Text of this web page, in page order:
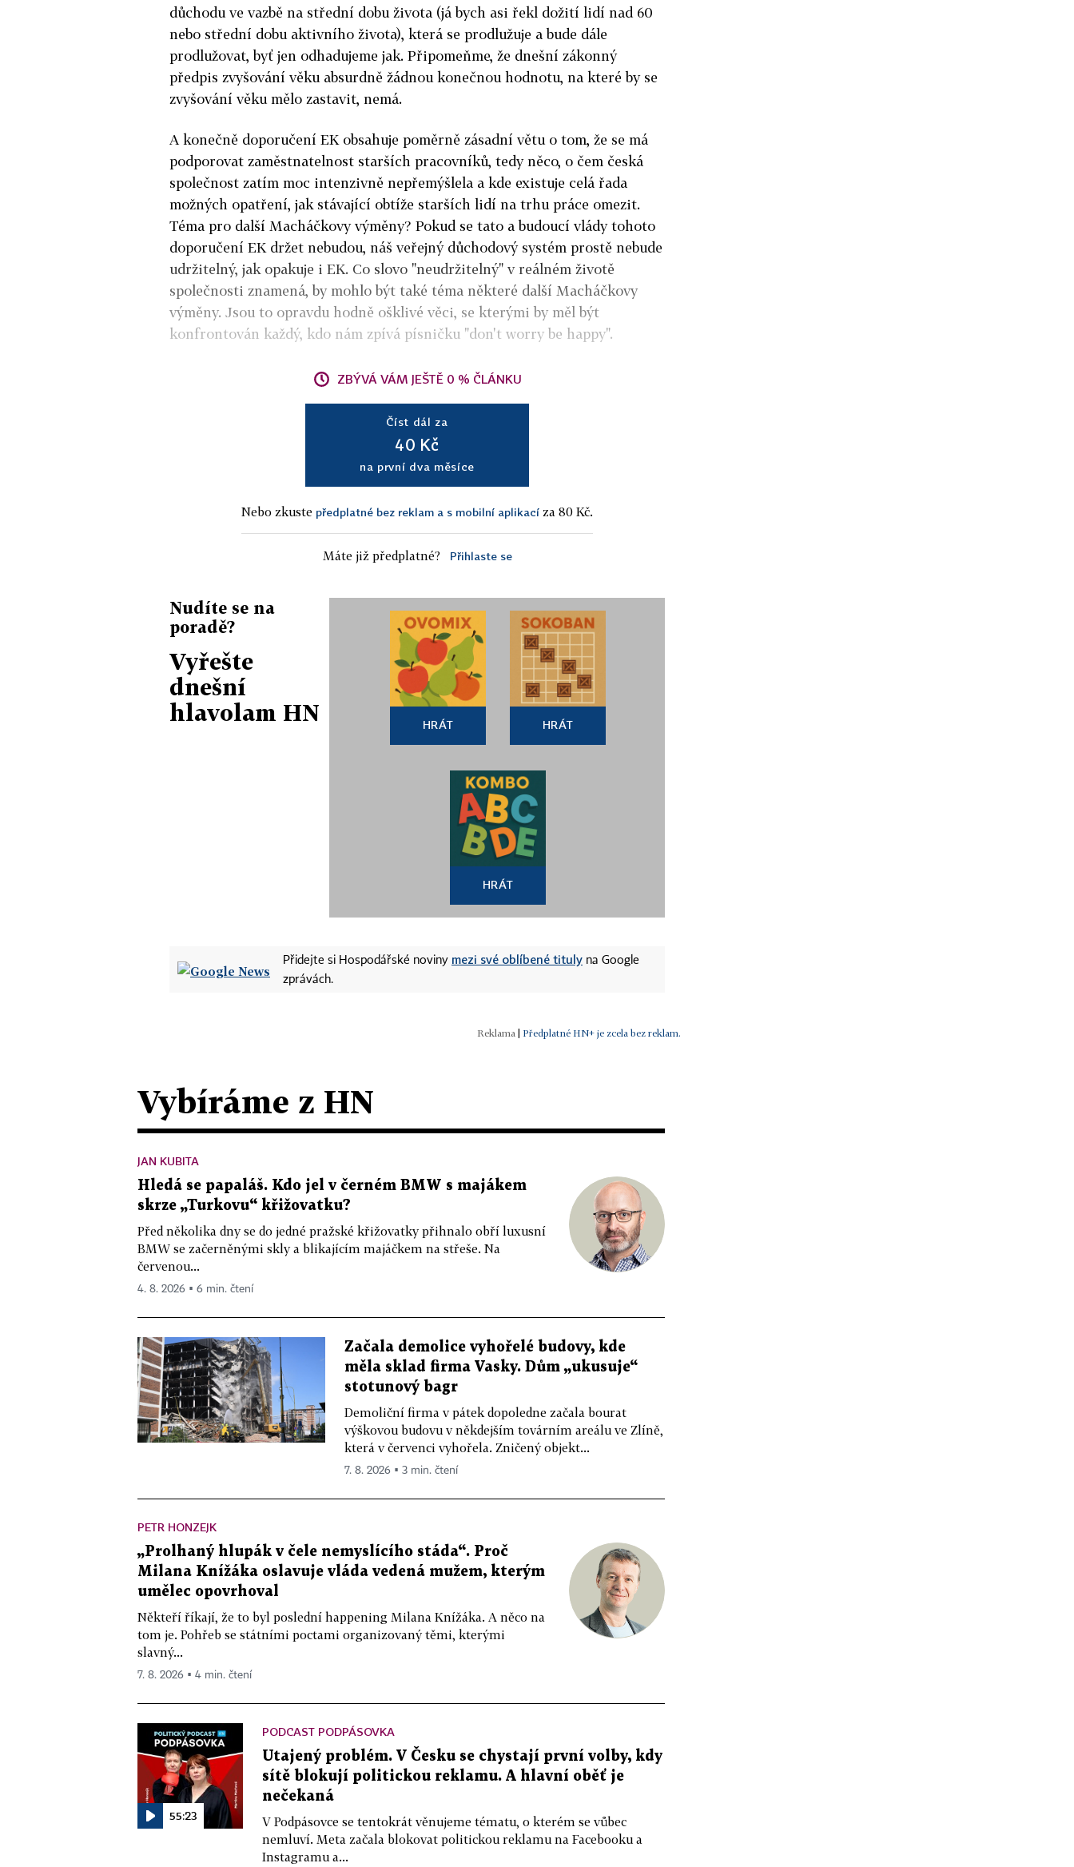
důchodu ve vazbě na střední dobu života (já bych asi řekl dožití lidí nad 60
nebo střední dobu aktivního života), která se prodlužuje a bude dále
prodlužovat, byť jen odhadujeme jak. Připomeňme, že dnešní zákonný
předpis zvyšování věku absurdně žádnou konečnou hodnotu, na které by se
zvyšování věku mělo zastavit, nemá.
A konečně doporučení EK obsahuje poměrně zásadní větu o tom, že se má
podporovat zaměstnatelnost starších pracovníků, tedy něco, o čem česká
společnost zatím moc intenzivně nepřemýšlela a kde existuje celá řada
možných opatření, jak stávající obtíže starších lidí na trhu práce omezit.
Téma pro další Macháčkovy výměny? Pokud se tato a budoucí vlády tohoto
doporučení EK držet nebudou, náš veřejný důchodový systém prostě nebude
udržitelný, jak opakuje i EK. Co slovo "neudržitelný" v reálném životě
společnosti znamená, by mohlo být také téma některé další Macháčkovy
výměny. Jsou to opravdu hodně ošklivé věci, se kterými by měl být
konfrontován každý, kdo nám zpívá písničku "don't worry be happy".
ZBÝVÁ VÁM JEŠTĚ 0 % ČLÁNKU
Číst dál za
40 Kč
na první dva měsíce
Nebo zkuste předplatné bez reklam a s mobilní aplikací za 80 Kč.
Máte již předplatné? Přihlaste se
Nudíte se na
poradě?
Vyřešte
dnešní
hlavolam HN
HRÁT HRÁT
HRÁT
Přidejte si Hospodářské noviny mezi své oblíbené tituly na Google
zprávách.
Předplatné HN+ je zcela bez reklam.
Vybíráme z HN
JAN KUBITA
Hledá se papaláš. Kdo jel v černém BMW s majákem
skrze „Turkovu“ křižovatku?
Před několika dny se do jedné pražské křižovatky přihnalo obří luxusní
BMW se začerněnými skly a blikajícím majáčkem na střeše. Na
červenou...
4. 8. 2026 ▪ 6 min. čtení
Začala demolice vyhořelé budovy, kde
měla sklad firma Vasky. Dům „ukusuje“
stotunový bagr
Demoliční firma v pátek dopoledne začala bourat
výškovou budovu v někdejším továrním areálu ve Zlíně,
která v červenci vyhořela. Zničený objekt...
7. 8. 2026 ▪ 3 min. čtení
PETR HONZEJK
„Prolhaný hlupák v čele nemyslícího stáda“. Proč
Milana Knížáka oslavuje vláda vedená mužem, kterým
umělec opovrhoval
Někteří říkají, že to byl poslední happening Milana Knížáka. A něco na
tom je. Pohřeb se státními poctami organizovaný těmi, kterými
slavný...
7. 8. 2026 ▪ 4 min. čtení
55:23
PODCAST PODPÁSOVKA
Utajený problém. V Česku se chystají první volby, kdy
sítě blokují politickou reklamu. A hlavní oběť je
nečekaná
V Podpásovce se tentokrát věnujeme tématu, o kterém se vůbec
nemluví. Meta začala blokovat politickou reklamu na Facebooku a
Instagramu a...